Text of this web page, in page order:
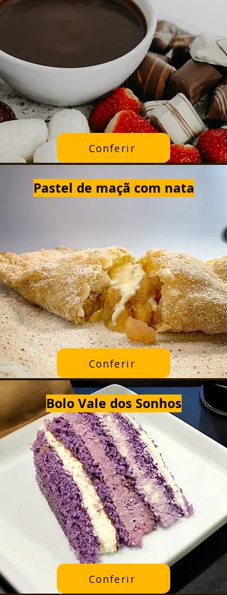
Conferir
Pastel de maçã com nata
Conferir
Bolo Vale dos Sonhos
Conferir